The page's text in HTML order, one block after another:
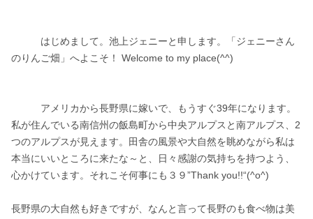
はじめまして。池上ジェニーと申します。「ジェニーさん
のりんご畑」へよこそ！ Welcome to my place(^^)
アメリカから長野県に嫁いで、もうすぐ39年になります。
私が住んでいる南信州の飯島町から中央アルプスと南アルプス、2
つのアルプスが見えます。田舎の風景や大自然を眺めながら私は
本当にいいところに来たな～と、日々感謝の気持ちを持つよう、
心かけています。それこそ何事にも３９”Thank you!!“(^o^)
長野県の大自然も好きですが、なんと言って長野のも食べ物は美